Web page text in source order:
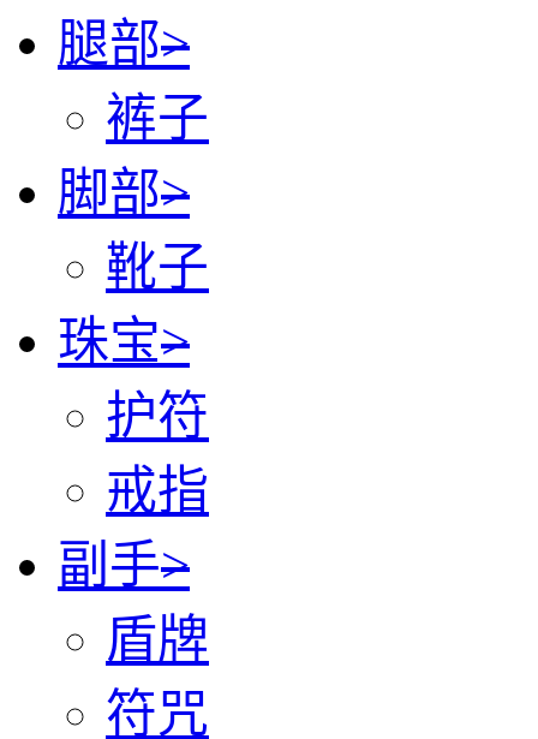
腿部>
裤子
脚部>
靴子
珠宝>
护符
戒指
副手>
盾牌
符咒